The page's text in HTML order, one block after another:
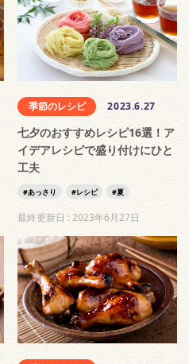
季節のレシピ 2023.6.27
七夕のおすすめレシピ16選！ア
イデアレシピで盛り付けにひと
工夫
あっさり レシピ 夏
最終更新日 :2023年6月27日